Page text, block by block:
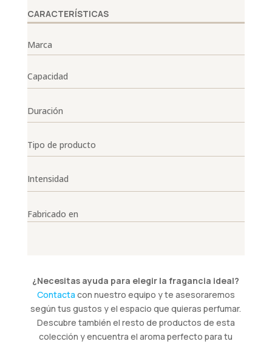
CARACTERÍSTICAS
Marca
Capacidad
Duración
Tipo de producto
Intensidad
Fabricado en
¿Necesitas ayuda para elegir la fragancia ideal?
Contacta con nuestro equipo y te asesoraremos
según tus gustos y el espacio que quieras perfumar.
Descubre también el resto de productos de esta
colección y encuentra el aroma perfecto para tu